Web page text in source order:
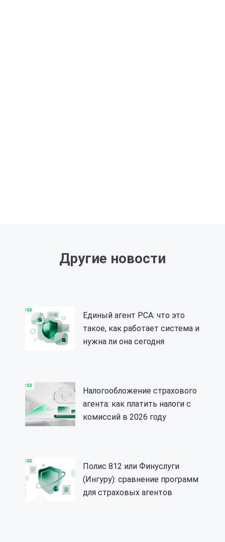
Другие новости
Единый агент РСА: что это
такое, как работает система и
нужна ли она сегодня
Налогообложение страхового
агента: как платить налоги с
комиссий в 2026 году
Полис 812 или Финуслуги
(Ингуру): сравнение программ
для страховых агентов